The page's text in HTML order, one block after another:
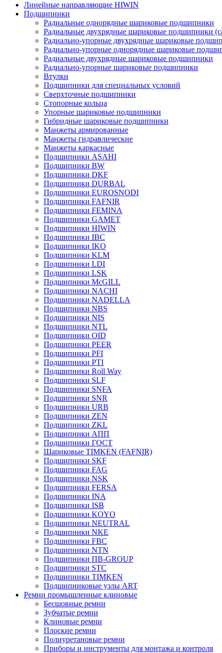
Линейные направляющие HIWIN
Подшипники
Радиальные однорядные шариковые подшипники
Радиальные двухрядные шариковые подшипники
Радиально-упорные двухрядные шариковые
Радиально-упорные однорядные шариковые
Радиальные двухрядные шариковые подшипники
Радиально-упорные шариковые подшипники
Втулки
Подшипники для специальных условий
Сверхточные подшипники
Стопорные кольца
Упорные шариковые подшипники
Гибридные шариковые подшипники
Манжеты армированные
Манжеты гидравлические
Манжеты каркасные
Подшипники ASAHI
Подшипники BW
Подшипники DKF
Подшипники DURBAL
Подшипники EUROSNODI
Подшипники FAFNIR
Подшипники FEMINA
Подшипники GAMET
Подшипники HIWIN
Подшипники IBC
Подшипники IKO
Подшипники KLM
Подшипники LDI
Подшипники LSK
Подшипники McGILL
Подшипники NACHI
Подшипники NADELLA
Подшипники NBS
Подшипники NIS
Подшипники NTL
Подшипники OID
Подшипники PEER
Подшипники PFI
Подшипники PTI
Подшипники Roll Way
Подшипники SLF
Подшипники SNFA
Подшипники SNR
Подшипники URB
Подшипники ZEN
Подшипники ZKL
Подшипники АПП
Подшипники ГОСТ
Шариковые ТІMKEN (FAFNIR)
Подшипники SKF
Подшипники FAG
Подшипники NSK
Подшипники FERSA
Подшипники INA
Подшипники ISB
Подшипники KOYO
Подшипники NEUTRAL
Подшипники NKE
Подшипники FBC
Подшипники NTN
Подшипники ПВ-GROUP
Подшипники STC
Подшипники TIMKEN
Подшипниковые узлы ART
Ремни промышленные клиновые
Бесшовные ремни
Зубчатые ремни
Клиновые ремни
Плоские ремни
Полиуретановые ремни
Приборы и инструменты для монтажа и контроля